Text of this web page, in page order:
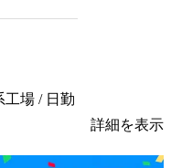
工場 / 日勤
詳細を表示